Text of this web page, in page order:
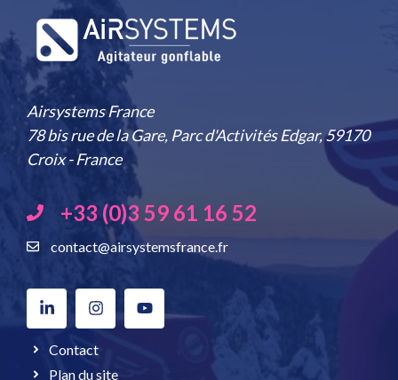
Airsystems France
78 bis rue de la Gare, Parc d'Activités Edgar, 59170
Croix - France
+33 (0)3 59 61 16 52
contact@airsystemsfrance.fr
Contact
Plan du site